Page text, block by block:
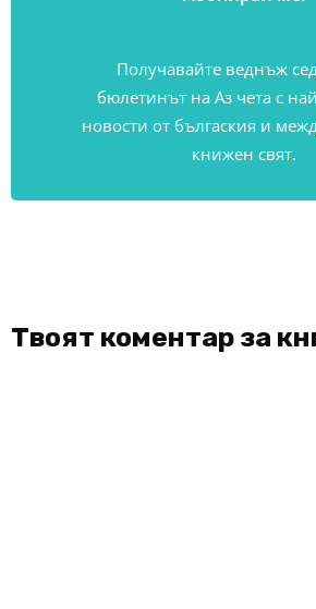
Получавайте веднъж
бюлетинът на Аз чета с
новости от бългаския и
книжен свят.
Твоят коментар за